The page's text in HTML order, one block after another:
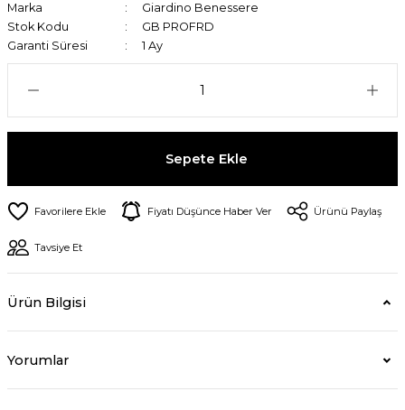
Marka
Giardino Benessere
Stok Kodu
GB PROFRD
Garanti Süresi
1 Ay
Sepete Ekle
Fiyatı Düşünce Haber Ver Ürünü Paylaş
Tavsiye Et
Ürün Bilgisi
Yorumlar